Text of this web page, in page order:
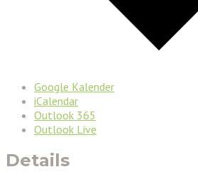
Google Kalender
iCalendar
Outlook 365
Outlook Live
Details